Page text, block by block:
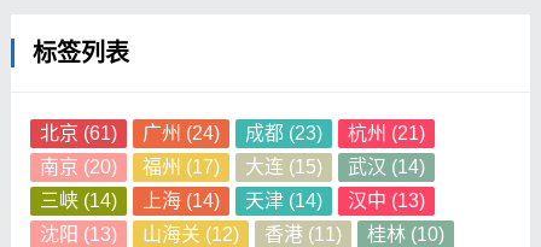
标签列表
北京 (61) 广州 (24) 成都(23) 杭州 (21)
南京 (20) 福州 (17) 大连 (15) 武汉 (14)
三峡(14) 上海(14) 天津(14) 汉中 (13)
沈阳 (13) 山海关 (12) 香港(11) 桂林(10)